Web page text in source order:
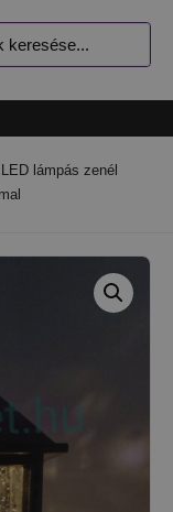
lámpás zenél